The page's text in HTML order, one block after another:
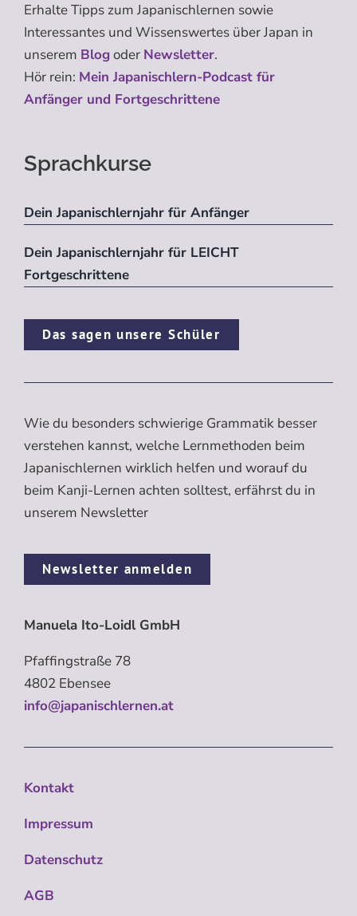
Erhalte Tipps zum Japanischlernen sowie
Interessantes und Wissenswertes über Japan in
unserem Blogoder Newsletter.
Hör rein: Mein Japanischlern-Podcast für
Anfänger und Fortgeschrittene
Sprachkurse
Dein Japanischlernjahr für Anfänger
Dein Japanischlernjahr für LEICHT
Fortgeschrittene
Das sagen unsere Schüler
Wie du besonders schwierige Grammatik besser
verstehen kannst, welche Lernmethoden beim
Japanischlernen wirklich helfen und worauf du
beim Kanji-Lernen achten solltest, erfährst du in
unserem Newsletter
Newsletter anmelden
Manuela Ito-Loidl GmbH
Pfaffingstraße 78
4802 Ebensee
info@japanischlernen.at
Kontakt
Impressum
Datenschutz
AGB